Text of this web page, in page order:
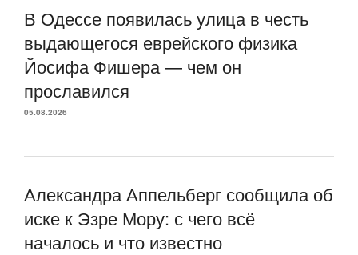
В Одессе появилась улица в честь
выдающегося еврейского физика
Йосифа Фишера — чем он
прославился
05.08.2026
Александра Аппельберг сообщила об
иске к Эзре Мору: с чего всё
началось и что известно